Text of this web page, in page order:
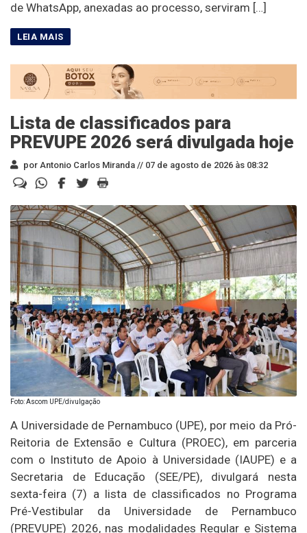
de WhatsApp, anexadas ao processo, serviram […]
Lista de classificados para
PREVUPE 2026 será divulgada hoje
por Antonio Carlos Miranda // 07 de agosto de 2026 às 08:32
Foto: Ascom UPE/divulgação
A Universidade de Pernambuco (UPE), por meio da Pró-
Reitoria de Extensão e Cultura (PROEC), em parceria
com o Instituto de Apoio à Universidade (IAUPE) e a
Secretaria de Educação (SEE/PE), divulgará nesta
sexta-feira (7) a lista de classificados no Programa
Pré-Vestibular da Universidade de Pernambuco
(PREVUPE) 2026, nas modalidades Regular e Sistema